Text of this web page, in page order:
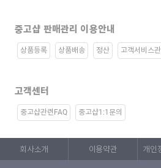
중고샵 판매관리 이용안내
상품등록 상품배송 정산 고객서비스
고객센터
중고샵관련FAQ 중고샵1:1문의
회사소개 이용약관 개인